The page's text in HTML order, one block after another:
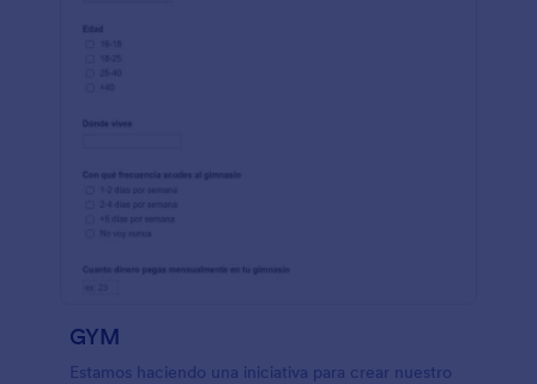
GYM
Estamos haciendo una iniciativa para crear nuestro